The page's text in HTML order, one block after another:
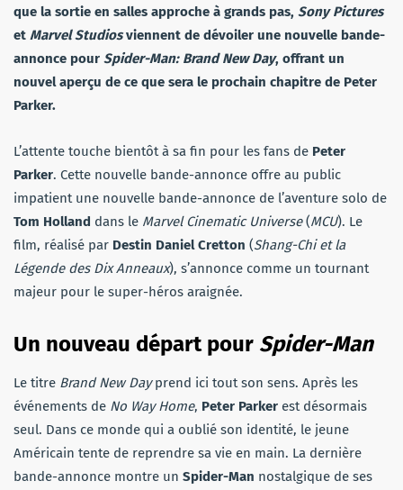
que la sortie en salles approche à grands pas, Sony Pictures
et Marvel Studiosviennent de dévoiler une nouvelle bande-
annonce pour Spider-Man: Brand New Day, offrant un
nouvel aperçu de ce que sera le prochain chapitre de Peter
Parker.
L’attente touche bientôt à sa fin pour les fans de Peter
Parker. Cette nouvelle bande-annonce offre au public
impatient une nouvelle bande-annonce de l’aventure solo de
Tom Holland dans le Marvel Cinematic Universe(MCU). Le
film, réalisé par Destin Daniel Cretton (Shang-Chi et la
Légende des Dix Anneaux), s’annonce comme un tournant
majeur pour le super-héros araignée.
Un nouveau départpour Spider-Man
Le titre Brand New Dayprend ici tout son sens. Après les
événements de No Way Home, Peter Parker est désormais
seul. Dans ce monde qui a oublié son identité, le jeune
Américain tente de reprendre sa vie en main. La dernière
bande-annonce montre un Spider-Man nostalgique de ses